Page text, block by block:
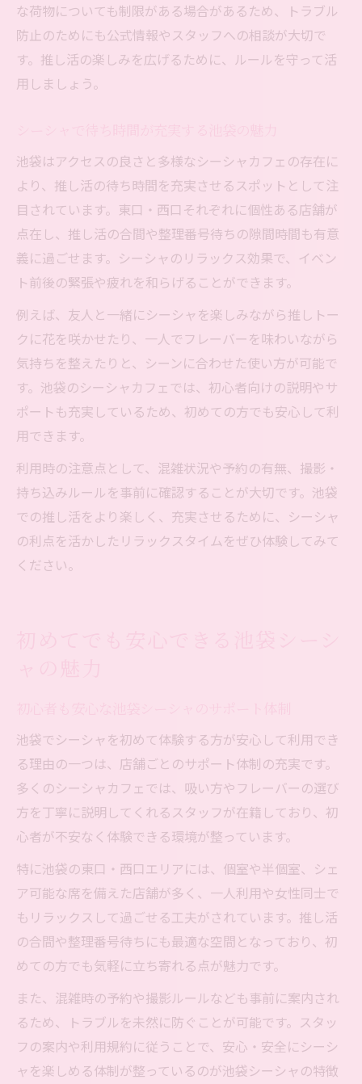
な荷物についても制限がある場合があるため、トラブル
防止のためにも公式情報やスタッフへの相談が大切で
す。推し活の楽しみを広げるために、ルールを守って活
用しましょう。
池袋はアクセスの良さと多様なシーシャカフェの存在に
より、推し活の待ち時間を充実させるスポットとして注
目されています。東口・西口それぞれに個性ある店舗が
点在し、推し活の合間や整理番号待ちの隙間時間も有意
義に過ごせます。シーシャのリラックス効果で、イベン
ト前後の緊張や疲れを和らげることができます。
例えば、友人と一緒にシーシャを楽しみながら推しトー
クに花を咲かせたり、一人でフレーバーを味わいながら
気持ちを整えたりと、シーンに合わせた使い方が可能で
す。池袋のシーシャカフェでは、初心者向けの説明やサ
ポートも充実しているため、初めての方でも安心して利
用できます。
利用時の注意点として、混雑状況や予約の有無、撮影・
持ち込みルールを事前に確認することが大切です。池袋
での推し活をより楽しく、充実させるために、シーシャ
の利点を活かしたリラックスタイムをぜひ体験してみて
ください。
池袋でシーシャを初めて体験する方が安心して利用でき
る理由の一つは、店舗ごとのサポート体制の充実です。
多くのシーシャカフェでは、吸い方やフレーバーの選び
方を丁寧に説明してくれるスタッフが在籍しており、初
心者が不安なく体験できる環境が整っています。
特に池袋の東口・西口エリアには、個室や半個室、シェ
ア可能な席を備えた店舗が多く、一人利用や女性同士で
もリラックスして過ごせる工夫がされています。推し活
の合間や整理番号待ちにも最適な空間となっており、初
めての方でも気軽に立ち寄れる点が魅力です。
また、混雑時の予約や撮影ルールなども事前に案内され
るため、トラブルを未然に防ぐことが可能です。スタッ
フの案内や利用規約に従うことで、安心・安全にシーシ
ャを楽しめる体制が整っているのが池袋シーシャの特徴